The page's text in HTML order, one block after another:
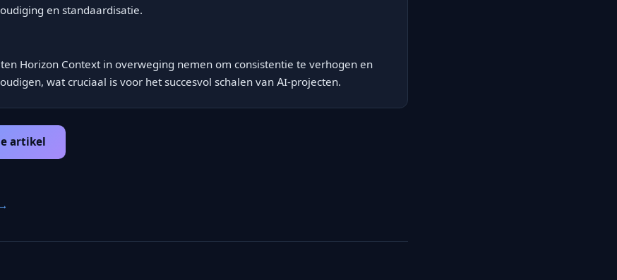
en standaardisatie.
Horizon Context in overweging nemen om consistentie te verhogen en
wat cruciaal is voor het succesvol schalen van AI-projecten.
artikel